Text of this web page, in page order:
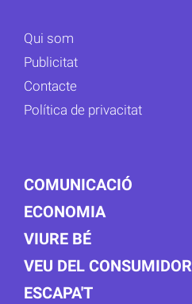
Qui som
Publicitat
Contacte
Política de privacitat
COMUNICACIÓ
ECONOMIA
VIURE BÉ
VEU DEL CONSUMIDOR
ESCAPA'T